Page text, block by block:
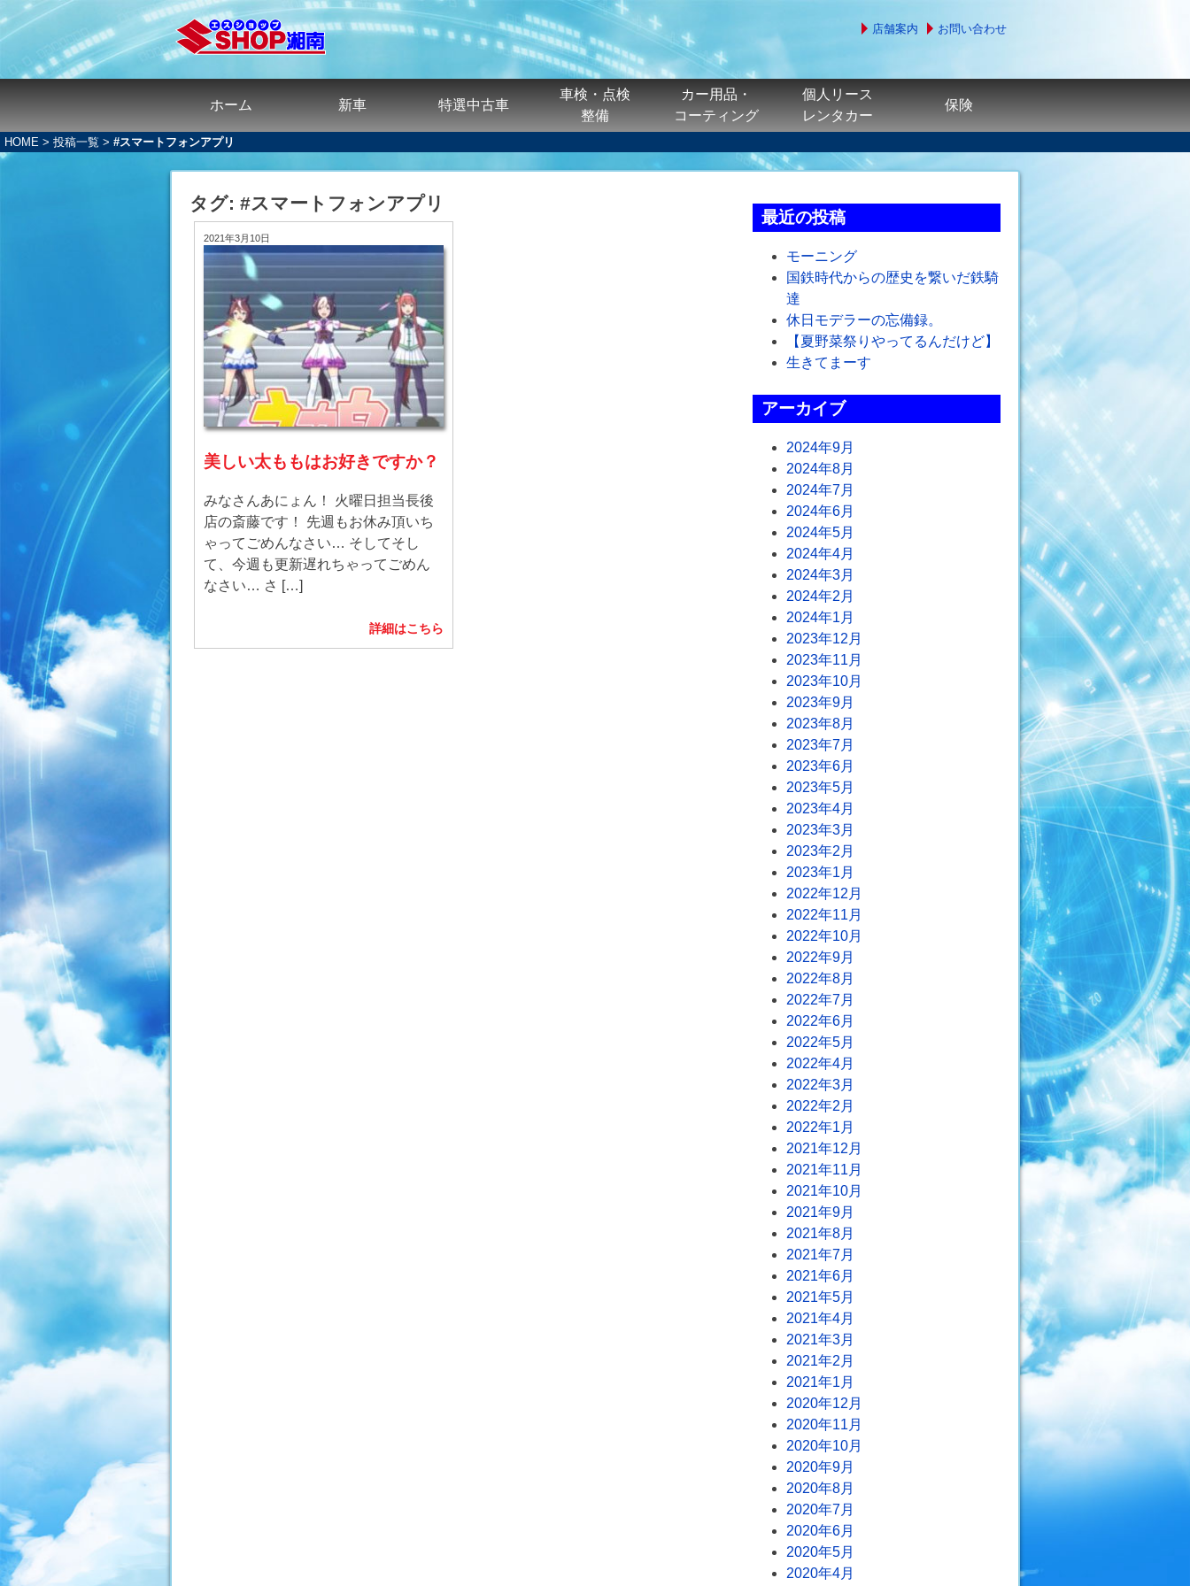
店舗案内 お問い合わせ
ホーム 新車 特選中古車
車検・点検
整備
カー用品・
コーティング
個人リース
レンタカー
保険
HOME > 投稿一覧 > #スマートフォンアプリ
タグ: #スマートフォンアプリ
2021年3月10日
美しい太ももはお好きですか？
みなさんあにょん！ 火曜日担当長後
店の斎藤です！ 先週もお休み頂いち
ゃってごめんなさい… そしてそし
て、今週も更新遅れちゃってごめん
なさい… さ […]
詳細はこちら
最近の投稿
モーニング
国鉄時代からの歴史を繋いだ鉄騎
達
休日モデラーの忘備録。
【夏野菜祭りやってるんだけど】
生きてまーす
アーカイブ
2024年9月
2024年8月
2024年7月
2024年6月
2024年5月
2024年4月
2024年3月
2024年2月
2024年1月
2023年12月
2023年11月
2023年10月
2023年9月
2023年8月
2023年7月
2023年6月
2023年5月
2023年4月
2023年3月
2023年2月
2023年1月
2022年12月
2022年11月
2022年10月
2022年9月
2022年8月
2022年7月
2022年6月
2022年5月
2022年4月
2022年3月
2022年2月
2022年1月
2021年12月
2021年11月
2021年10月
2021年9月
2021年8月
2021年7月
2021年6月
2021年5月
2021年4月
2021年3月
2021年2月
2021年1月
2020年12月
2020年11月
2020年10月
2020年9月
2020年8月
2020年7月
2020年6月
2020年5月
2020年4月